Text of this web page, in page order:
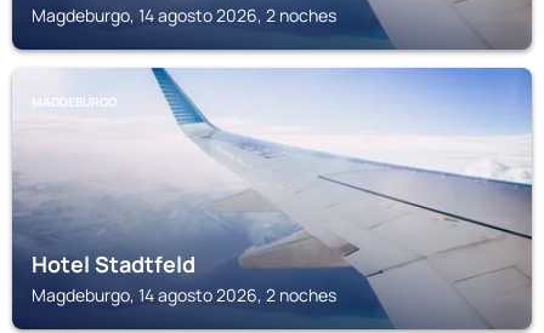
Magdeburgo, 14 agosto 2026, 2 noches
MAGDEBURGO
Hotel Stadtfeld
Magdeburgo, 14 agosto 2026, 2 noches